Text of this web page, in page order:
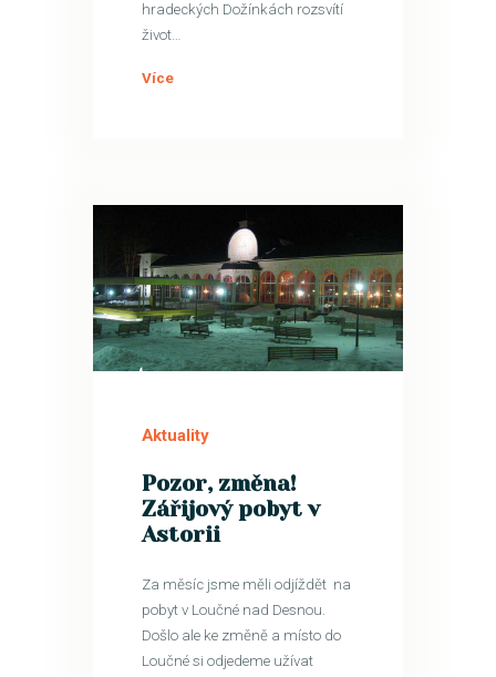
hradeckých Dožínkách rozsvítí
život…
Více
15
Aktuality
Pozor, změna!
Zářijový pobyt v
Astorii
Za měsíc jsme měli odjíždět na
pobyt v Loučné nad Desnou.
Došlo ale ke změně a místo do
Loučné si odjedeme užívat